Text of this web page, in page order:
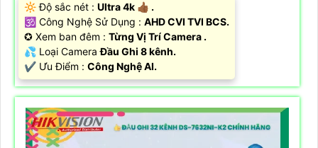
🔆 Độ sắc nét : Ultra 4k 👍🏾 .
🕉️ Công Nghệ Sử Dụng : AHD CVI TVI BCS.
✪ Xem ban đêm : Từng Vị Trí Camera .
💦 Loại CameraĐầu Ghi 8 kênh.
️✔️ Ưu Điểm : Công Nghệ AI.